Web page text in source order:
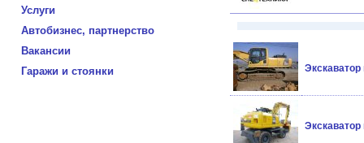
Услуги
Автобизнес, партнерство
Вакансии
Гаражи и стоянки